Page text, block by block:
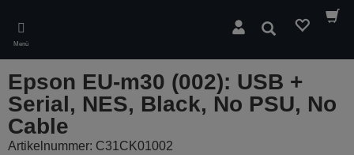
main
content
Menü
Suchen
Epson EU-m30 (002): USB +
Serial, NES, Black, No PSU, No
Cable
Artikelnummer: C31CK01002